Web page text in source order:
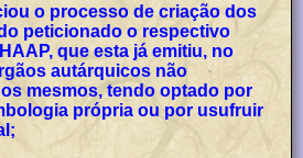
o processo de criação dos
peticionado o respectivo
que esta já emitiu, no
autárquicos não
mesmos, tendo optado por
própria ou por usufruir